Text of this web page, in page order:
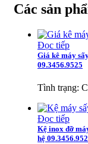
Các sản
Đọc tiếp
Giá kê máy
09.3456.9525
Tình trạng:
Đọc tiếp
Kệ inox đỡ
hệ